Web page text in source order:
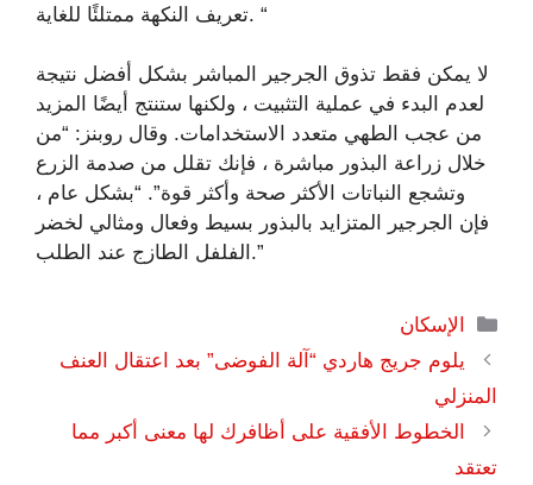
تعريف النكهة ممتلئًا للغاية. “
لا يمكن فقط تذوق الجرجير المباشر بشكل أفضل نتيجة
لعدم البدء في عملية التثبيت ، ولكنها ستنتج أيضًا المزيد
من عجب الطهي متعدد الاستخدامات. وقال روبنز: “من
خلال زراعة البذور مباشرة ، فإنك تقلل من صدمة الزرع
وتشجع النباتات الأكثر صحة وأكثر قوة”. “بشكل عام ،
فإن الجرجير المتزايد بالبذور بسيط وفعال ومثالي لخضر
الفلفل الطازج عند الطلب.”
التصنيفات
الإسكان
يلوم جريج هاردي “آلة الفوضى” بعد اعتقال العنف
المنزلي
الخطوط الأفقية على أظافرك لها معنى أكبر مما
تعتقد